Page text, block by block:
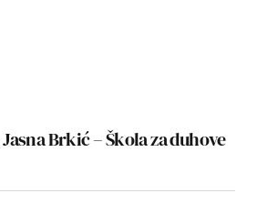
Brkić – Škola za duhove